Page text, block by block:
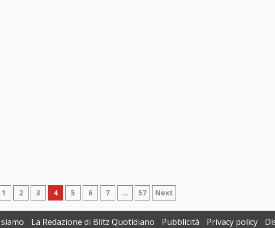
1 2 3 4 5 6 7 … 57 Next
La Redazione di Blitz Quotidiano Pubblicità Privacy policy